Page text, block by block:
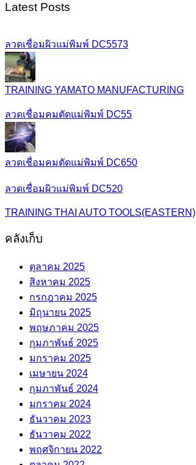
Latest Posts
ลวดเชื่อมผิวแม่พิมพ์ DC5573
TRAINING YAMATO MANUFACTURING
ลวดเชื่อมคมตัดแม่พิมพ์ DC55
ลวดเชื่อมคมตัดแม่พิมพ์ DC650
ลวดเชื่อมผิวแม่พิมพ์ DC520
TRAINING THAI AUTO TOOLS(EASTERN)
คลังเก็บ
ตุลาคม 2025
สิงหาคม 2025
กรกฎาคม 2025
มิถุนายน 2025
พฤษภาคม 2025
กุมภาพันธ์ 2025
มกราคม 2025
เมษายน 2024
กุมภาพันธ์ 2024
มกราคม 2024
ธันวาคม 2023
ธันวาคม 2022
พฤศจิกายน 2022